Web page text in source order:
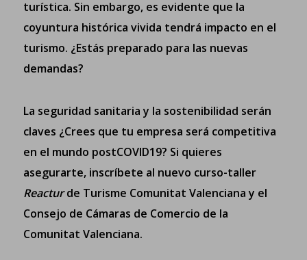
turística. Sin embargo, es evidente que la
coyuntura histórica vivida tendrá impacto en el
turismo. ¿Estás preparado para las nuevas
demandas?
La seguridad sanitaria y la sostenibilidad serán
claves ¿Crees que tu empresa será competitiva
en el mundo postCOVID19? Si quieres
asegurarte, inscríbete al nuevo curso-taller
Reacturde Turisme Comunitat Valenciana y el
Consejo de Cámaras de Comercio de la
Comunitat Valenciana.